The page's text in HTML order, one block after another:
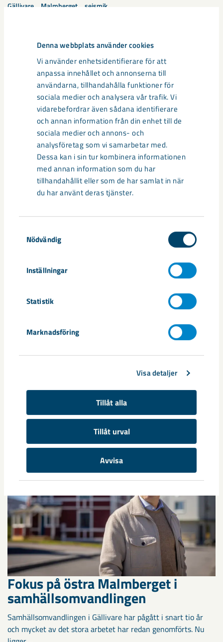
Denna webbplats använder cookies
Vi använder enhetsidentifierare för att
anpassa innehållet och annonserna till
användarna, tillhandahålla funktioner för
sociala medier och analysera vår trafik. Vi
vidarebefordrar även sådana identifierare
och annan information från din enhet till de
sociala medier och annons- och
analysföretag som vi samarbetar med.
Dessa kan i sin tur kombinera informationen
med annan information som du har
tillhandahållit eller som de har samlat in när
du har använt deras tjänster.
Nödvändig
Inställningar
Statistik
Marknadsföring
Visa detaljer
Tillåt alla
Tillåt urval
Avvisa
Gällivare Malmberget seismik
Relaterat innehåll
Så kan humanoida robotar öka
säkerheten i framtidens gruva
Utvecklingen av humanoida robotar, människoliknande
tekniken blir alltmer avancerad ...
Nytt sovringsverk växer fram
Nu syns det hur LKAB:s nya sovringsverk successivt tar form.
Anläggningen kommer att ersätta det befintliga verket från
Fokus på östra Malmberget i
samhällsomvandlingen
Samhällsomvandlingen i Gällivare har pågått i snart tio år
och mycket av det stora arbetet har redan genomförts. Nu